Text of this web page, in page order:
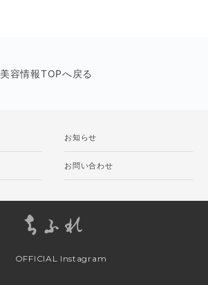
美容情報TOPへ戻る
お知らせ
お問い合わせ
OFFICIAL Instagram